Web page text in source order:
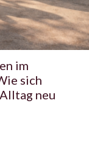
im
sich
neu